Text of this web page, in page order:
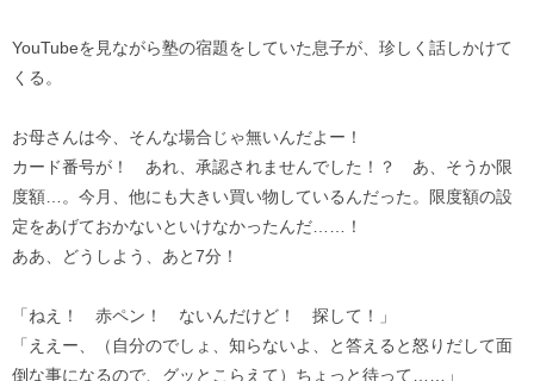
YouTubeを見ながら塾の宿題をしていた息子が、珍しく話しかけて
くる。
お母さんは今、そんな場合じゃ無いんだよー！
カード番号が！ あれ、承認されませんでした！？ あ、そうか限
度額…。今月、他にも大きい買い物しているんだった。限度額の設
定をあげておかないといけなかったんだ……！
ああ、どうしよう、あと7分！
「ねえ！ 赤ペン！ ないんだけど！ 探して！」
「ええー、（自分のでしょ、知らないよ、と答えると怒りだして面
倒な事になるので、グッとこらえて）ちょっと待って……」